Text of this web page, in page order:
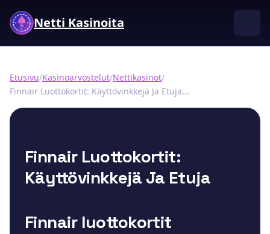
Netti Kasinoita
Etusivu/Kasinoarvostelut/Nettikasinot/
Finnair Luottokortit: Käyttövinkkejä Ja Etuja...
Finnair Luottokortit:
Käyttövinkkejä Ja Etuja
Finnair luottokortit